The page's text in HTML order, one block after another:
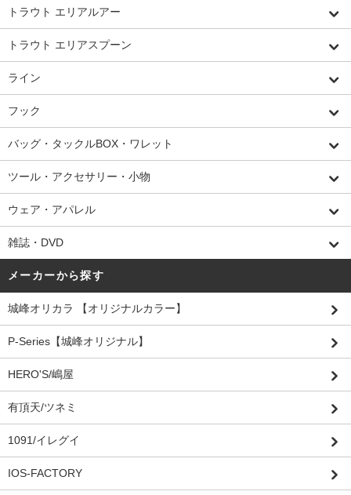
トラウト エリアルアー
トラウト エリアスプーン
ライン
フック
バッグ・タックルBOX・ワレット
ツール・アクセサリー・小物
ウェア・アパレル
雑誌・DVD
メーカーから探す
城峰オリカラ 【オリジナルカラー】
P-Series【城峰オリジナル】
HERO'S/嶋屋
有頂天/ツネミ
1091/イレグイ
IOS-FACTORY